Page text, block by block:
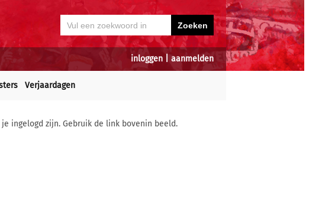
inloggen aanmelden
Verjaardagen
ingelogd zijn. Gebruik de link bovenin beeld.